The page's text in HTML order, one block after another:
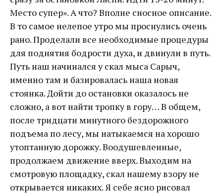
Место супер». А что? Вполне сносное описание.
В то самое нелепое утро мы проснулись очень
рано. Проделали все необходимые процедуры
для поднятия бодрости духа, и двинули в путь.
Путь наш начинался у скал мыса Сарыч,
именно там и базировалась наша новая
стоянка. Дойти до остановки оказалось не
сложно, а вот найти тропку в гору… В общем,
после тридцати минутного бездорожного
подъема по лесу, мы натыкаемся на хорошо
утоптанную дорожку. Воодушевленные,
продолжаем движение вверх. Выходим на
смотровую площадку, скал нашему взору не
открывается никаких. Я себе ясно рисовал